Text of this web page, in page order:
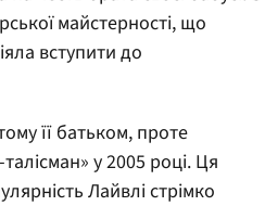
майстерності, що
вступити до
її батьком, проте
у 2005 році. Ця
Лайвлі стрімко